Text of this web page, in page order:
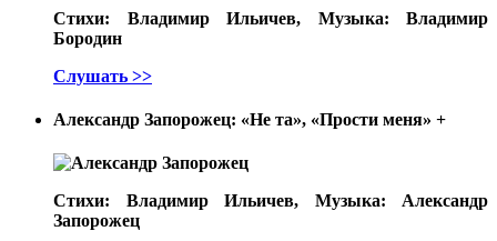
Стихи: Владимир Ильичев, Музыка: Владимир
Бородин
Слушать >>
Александр Запорожец: «Не та», «Прости меня» +
Стихи: Владимир Ильичев, Музыка: Александр
Запорожец